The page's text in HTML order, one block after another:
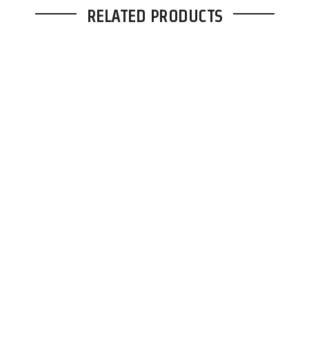
RELATED PRODUCTS